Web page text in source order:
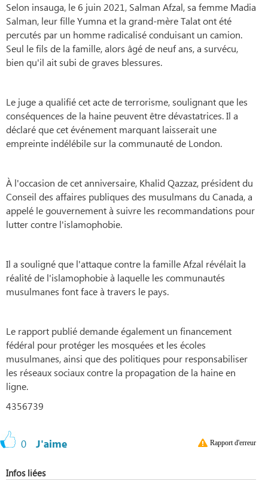
Selon insauga, le 6 juin 2021, Salman Afzal, sa femme Madia
Salman, leur fille Yumna et la grand-mère Talat ont été
percutés par un homme radicalisé conduisant un camion.
Seul le fils de la famille, alors âgé de neuf ans, a survécu,
bien qu'il ait subi de graves blessures.
Le juge a qualifié cet acte de terrorisme, soulignant que les
conséquences de la haine peuvent être dévastatrices. Il a
déclaré que cet événement marquant laisserait une
empreinte indélébile sur la communauté de London.
À l'occasion de cet anniversaire, Khalid Qazzaz, président du
Conseil des affaires publiques des musulmans du Canada, a
appelé le gouvernement à suivre les recommandations pour
lutter contre l'islamophobie.
Il a souligné que l'attaque contre la famille Afzal révélait la
réalité de l'islamophobie à laquelle les communautés
musulmanes font face à travers le pays.
Le rapport publié demande également un financement
fédéral pour protéger les mosquées et les écoles
musulmanes, ainsi que des politiques pour responsabiliser
les réseaux sociaux contre la propagation de la haine en
ligne.
4356739
0 J'aime Rapport d'erreur
Infos liées